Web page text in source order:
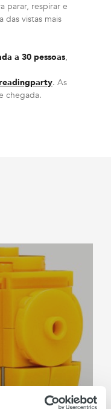
parar, respirar e
das vistas mais
a 30 pessoas,
. As
chegada.